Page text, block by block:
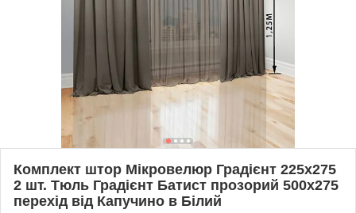
Комплект штор Мікровелюр Градієнт 225х275
2 шт. Тюль Градієнт Батист прозорий 500х275
перехід від Капучино в Білий